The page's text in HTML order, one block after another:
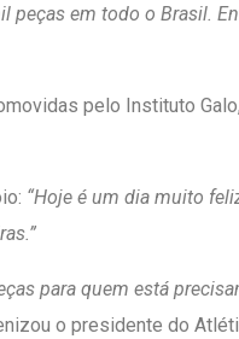
peças em todo o Brasil.
pelo Instituto
“Hoje é um dia muito
para quem está
o presidente do